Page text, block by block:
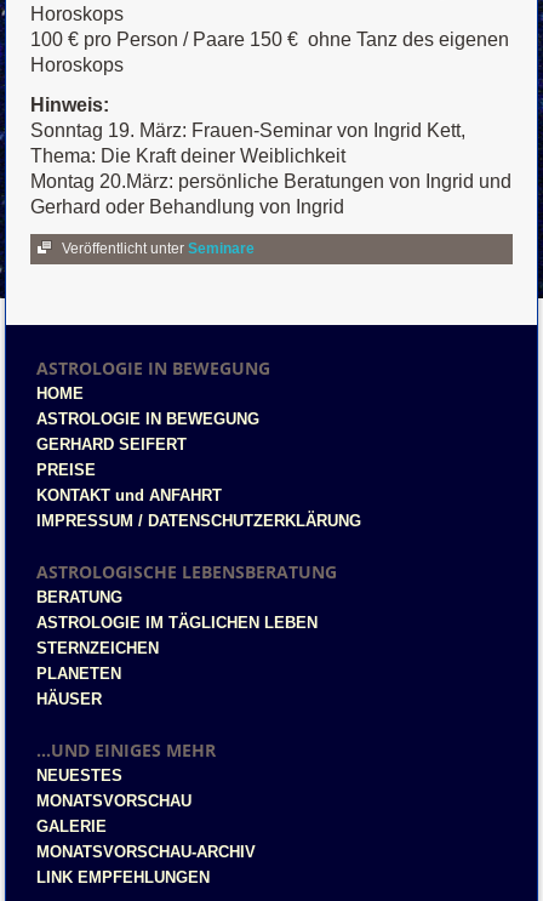
Horoskops
100 € pro Person / Paare 150 € ohne Tanz des eigenen
Horoskops
Hinweis:
Sonntag 19. März: Frauen-Seminar von Ingrid Kett,
Thema: Die Kraft deiner Weiblichkeit
Montag 20.März: persönliche Beratungen von Ingrid und
Gerhard oder Behandlung von Ingrid
Veröffentlicht unter Seminare
ASTROLOGIE IN BEWEGUNG
HOME
ASTROLOGIE IN BEWEGUNG
GERHARD SEIFERT
PREISE
KONTAKT und ANFAHRT
IMPRESSUM / DATENSCHUTZERKLÄRUNG
ASTROLOGISCHE LEBENSBERATUNG
BERATUNG
ASTROLOGIE IM TÄGLICHEN LEBEN
STERNZEICHEN
PLANETEN
HÄUSER
...UND EINIGES MEHR
NEUESTES
MONATSVORSCHAU
GALERIE
MONATSVORSCHAU-ARCHIV
LINK EMPFEHLUNGEN